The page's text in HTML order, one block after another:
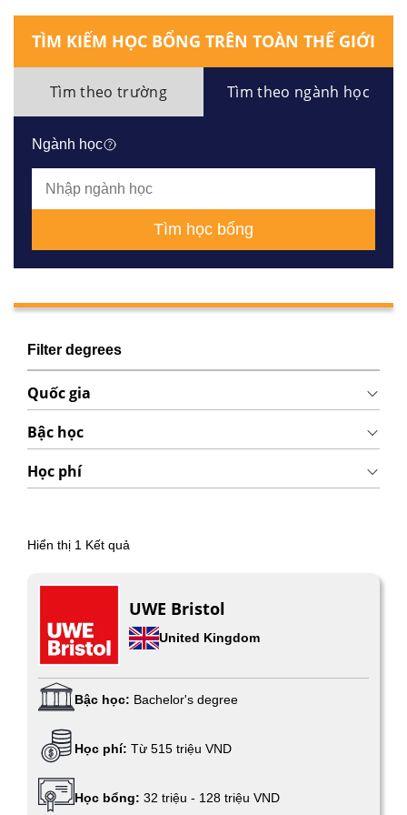
TÌM KIẾM HỌC BỔNG TRÊN TOÀN THẾ GIỚI
Tìm theo trường Tìm theo ngành học
Ngành học
Tìm học bổng
Filter degrees
Quốc gia
Bậc học
Học phí
Hiển thị 1 Kết quả
UWE Bristol
United Kingdom
Bậc học: Bachelor's degree
Học phí: Từ 515 triệu VND
Học bổng: 32 triệu - 128 triệu VND